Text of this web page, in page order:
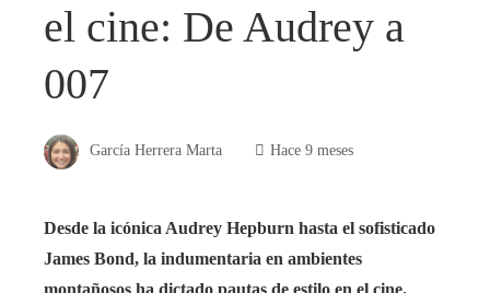
el cine: De Audrey a
007
García Herrera Marta Hace 9 meses
Desde la icónica Audrey Hepburn hasta el sofisticado
James Bond, la indumentaria en ambientes
montañosos ha dictado pautas de estilo en el cine.